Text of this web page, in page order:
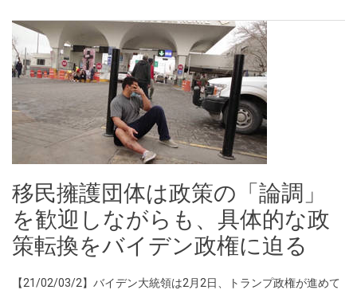
移民擁護団体は政策の「論調」
を歓迎しながらも、具体的な政
策転換をバイデン政権に迫る
【21/02/03/2】バイデン大統領は2月2日、トランプ政権が進めて